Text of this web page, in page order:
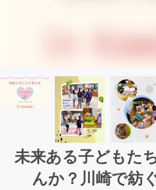
未来ある子どもた
んか？川崎で紡